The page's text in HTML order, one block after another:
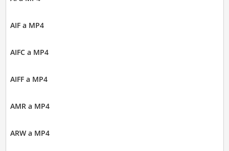
AIF a MP4
AIFC a MP4
AIFF a MP4
AMR a MP4
ARW a MP4